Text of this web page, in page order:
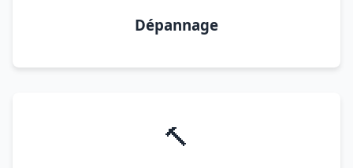
Dépannage
🔨